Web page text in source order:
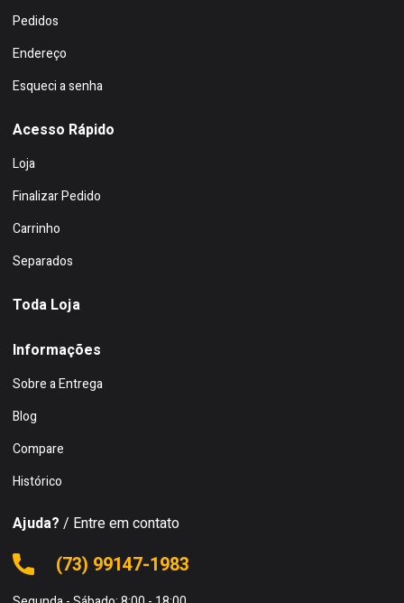
Pedidos
Endereço
Esqueci a senha
Acesso Rápido
Loja
Finalizar Pedido
Carrinho
Separados
Toda Loja
Informações
Sobre a Entrega
Blog
Compare
Histórico
Ajuda? / Entre em contato
(73) 99147-1983